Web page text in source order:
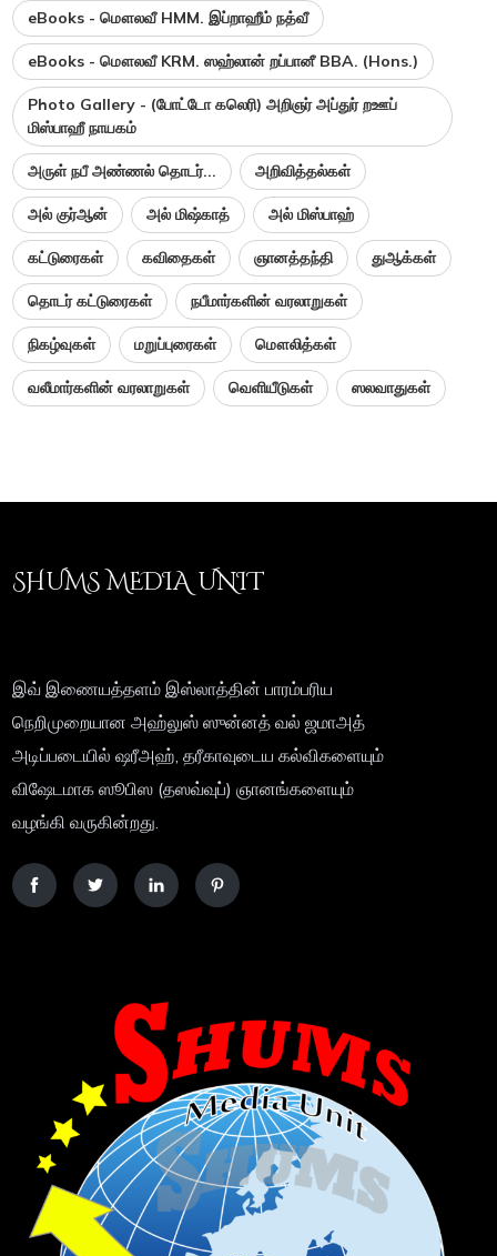
eBooks - மௌலவீ HMM. இப்றாஹீம் நத்வீ
eBooks - மௌலவீ KRM. ஸஹ்லான் றப்பானீ BBA. (Hons.)
Photo Gallery - (போட்டோ கலெரி) அறிஞர் அப்துர் றஊப்
மிஸ்பாஹீ நாயகம்
அருள் நபீ அண்ணல் தொடர்... அறிவித்தல்கள்
அல் குர்ஆன் அல் மிஷ்காத் அல் மிஸ்பாஹ்
கட்டுரைகள் கவிதைகள் ஞானத்தந்தி துஆக்கள்
தொடர் கட்டுரைகள் நபீமார்களின் வரலாறுகள்
நிகழ்வுகள் மறுப்புரைகள் மௌலித்கள்
வலீமார்களின் வரலாறுகள் வெளியீடுகள் ஸலவாதுகள்
SHUMS MEDIA UNIT
இவ் இணையத்தளம் இஸ்லாத்தின் பாரம்பரிய
நெறிமுறையான அஹ்லுஸ் ஸுன்னத் வல் ஜமாஅத்
அடிப்படையில் ஷரீஅஹ், தரீகாவுடைய கல்விகளையும்
விஷேடமாக ஸூபிஸ (தஸவ்வுப்) ஞானங்களையும்
வழங்கி வருகின்றது.